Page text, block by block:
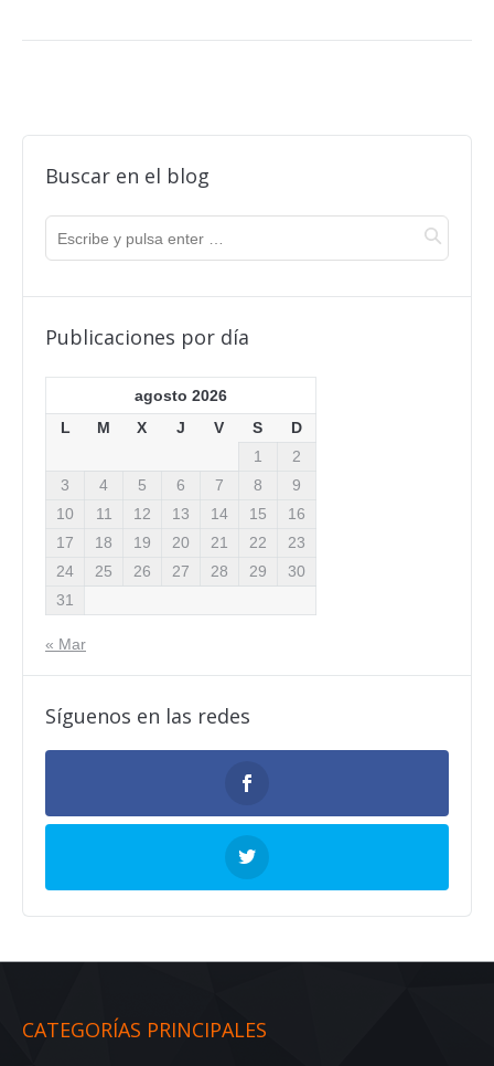
Buscar en el blog
Publicaciones por día
agosto 2026
L
M X J V S
D
1
2
3
4 5 6 7 8
9
10
11 12 13 14 15
16
17
18 19 20 21 22
23
24
25 26 27 28 29
30
31
« Mar
Síguenos en las redes
CATEGORÍAS PRINCIPALES